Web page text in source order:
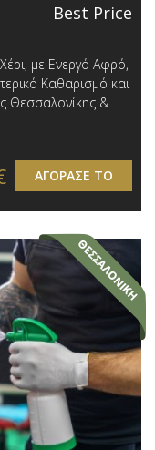
Best Price
με Ενεργό Αφρό,
Καθαρισμό και
Θεσσαλονίκης &
ΑΓΟΡΑΣΕ ΤΟ